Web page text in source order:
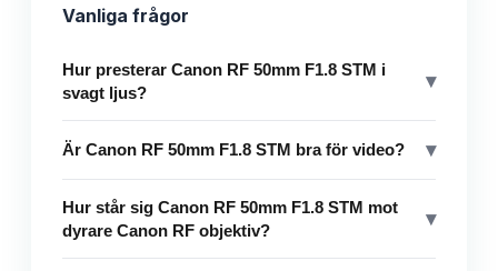
Vanliga frågor
Hur presterar Canon RF 50mm F1.8 STM i
svagt ljus?
▾
Är Canon RF 50mm F1.8 STM bra för video? ▾
Hur står sig Canon RF 50mm F1.8 STM mot
dyrare Canon RF objektiv?
▾